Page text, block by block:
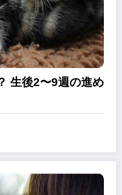
生後2〜9週の進め